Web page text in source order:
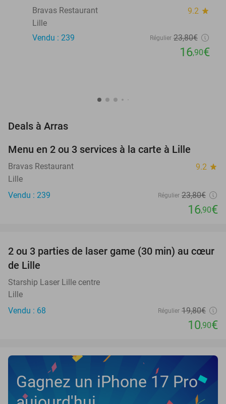
Bravas Restaurant
9.2 star
Lille
Vendu : 239
Régulier 23,80€
16,90€
Deals à Arras
Menu en 2 ou 3 services à la carte à Lille
Bravas Restaurant 9.2 star
Lille
Vendu : 239
Régulier 23,80€
16,90€
45%
2 ou 3 parties de laser game (30 min) au cœur
de Lille
Starship Laser Lille centre
Lille
Vendu : 68
Régulier 19,80€
10,90€
Gagnez un iPhone 17 Pro